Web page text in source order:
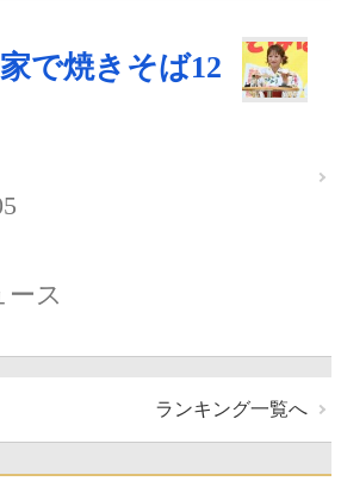
で焼きそば12
ス
ランキング一覧へ